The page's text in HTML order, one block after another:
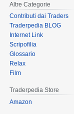
Altre Categorie
Contributi dai Traders
Traderpedia BLOG
Internet Link
Scripofilia
Glossario
Relax
Film
Traderpedia Store
Amazon